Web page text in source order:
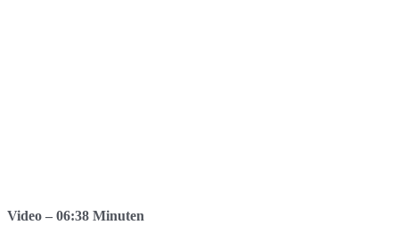
Video – 06:38 Minuten